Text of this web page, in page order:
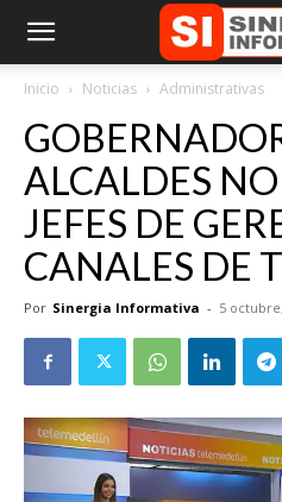
Inicio Noticias Administrativas
ALCALDES
JEFES DE
CANALES DE
Por Sinergia Informativa - 5